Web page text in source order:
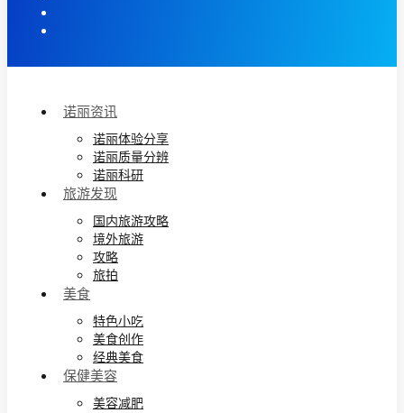
诺丽资讯
诺丽体验分享
诺丽质量分辨
诺丽科研
旅游发现
国内旅游攻略
境外旅游
攻略
旅拍
美食
特色小吃
美食创作
经典美食
保健美容
美容减肥